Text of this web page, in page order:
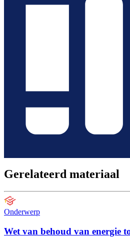
Gerelateerd materiaal
Onderwerp
Wet van behoud van energie